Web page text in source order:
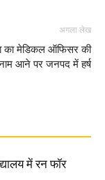
अगला लेख
का मेडिकल ऑफिसर की
आने पर जनपद में हर्ष
में रन फॉर